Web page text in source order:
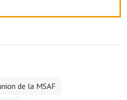
pompiers volontaires
de la MSAF